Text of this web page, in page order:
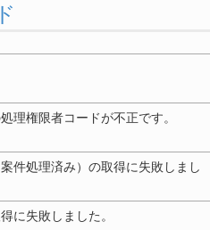
理権限者コードが不正です。
件処理済み）の取得に失敗しまし
に失敗しました。